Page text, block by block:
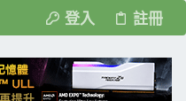
登入 註冊